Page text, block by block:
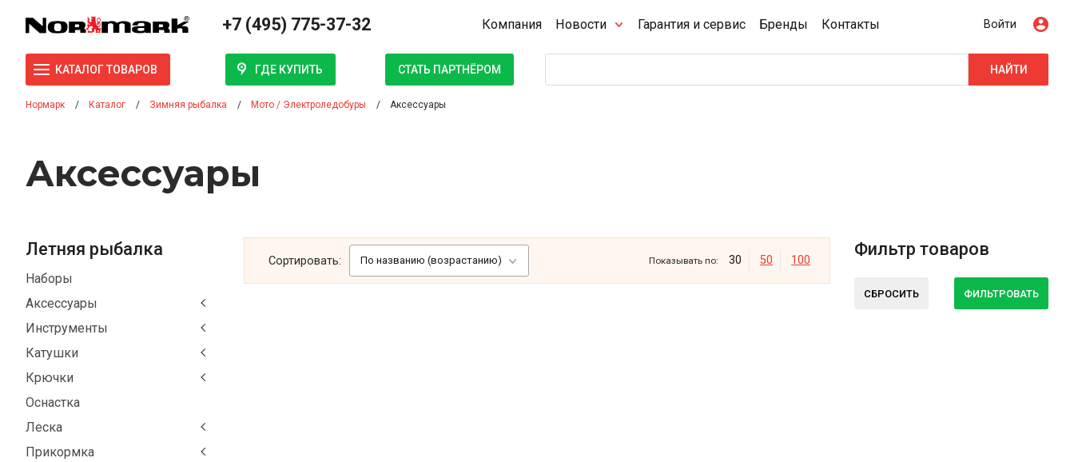
+7 (495) 775-37-32 Компания Новости Гарантия и сервис Бренды Контакты Войти
КАТАЛОГ ТОВАРОВ ГДЕ КУПИТЬ СТАТЬ ПАРТНЁРОМ НАЙТИ
Нормарк Каталог Зимняя рыбалка Мото / Электроледобуры Аксесcуары
Аксесcуары
Летняя рыбалка
Наборы
Аксессуары
Инструменты
Катушки
Крючки
Оснастка
Леска
Прикормка
Фильтр товаров
СБРОСИТЬ ФИЛЬТРОВАТЬ
Сортировать: По названию (возрастанию) Показывать по: 30 50 100